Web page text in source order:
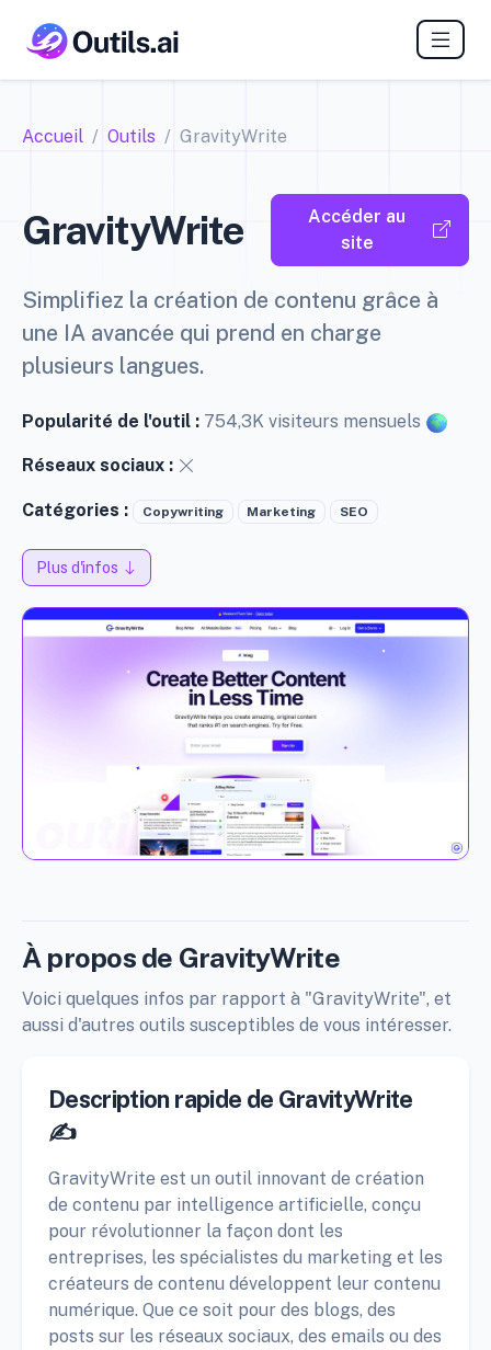
Accueil Outils GravityWrite
GravityWrite
Accéder au
site
Simplifiez la création de contenu grâce à
une IA avancée qui prend en charge
plusieurs langues.
Popularité de l'outil : 754,3K visiteurs mensuels
Réseaux sociaux :
Catégories : Copywriting Marketing SEO
Plus d'infos
À propos de GravityWrite
Voici quelques infos par rapport à "GravityWrite", et
aussi d'autres outils susceptibles de vous intéresser.
Description rapide de GravityWrite
✍️
GravityWrite est un outil innovant de création
de contenu par intelligence artificielle, conçu
pour révolutionner la façon dont les
entreprises, les spécialistes du marketing et les
créateurs de contenu développent leur contenu
numérique. Que ce soit pour des blogs, des
posts sur les réseaux sociaux, des emails ou des